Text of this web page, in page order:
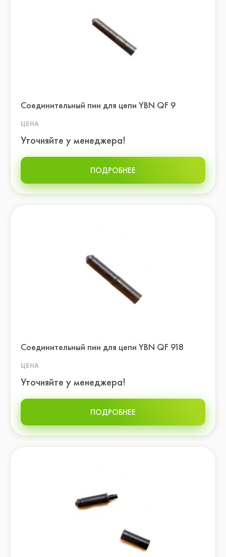
Соединительный пин для цепи YBN QF 9
ЦЕНА
Уточняйте у менеджера!
ПОДРОБНЕЕ
Соединительный пин для цепи YBN QF 918
ЦЕНА
Уточняйте у менеджера!
ПОДРОБНЕЕ